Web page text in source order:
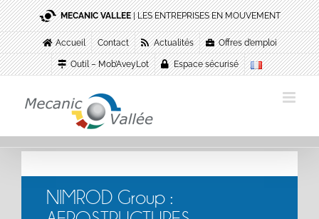
Passer
au
contenu
MECANIC VALLEE| LES ENTREPRISES EN MOUVEMENT
Accueil Contact Actualités Offres d’emploi
Outil – Mob’AveyLot Espace sécurisé
NIMROD Group :